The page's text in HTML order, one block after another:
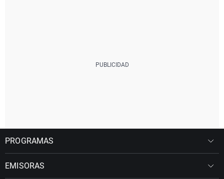
PROGRAMAS
EMISORAS